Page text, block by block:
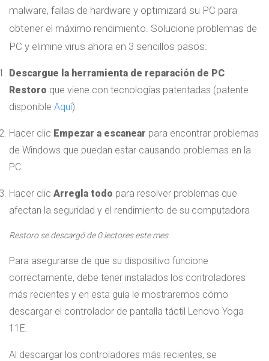
malware, fallas de hardware y optimizará su PC para
obtener el máximo rendimiento. Solucione problemas de
PC y elimine virus ahora en 3 sencillos pasos:
Descargue la herramienta de reparación de PC
Restoro que viene con tecnologías patentadas (patente
disponible Aquí).
Hacer clic Empezar a escanear para encontrar problemas
de Windows que puedan estar causando problemas en la
PC.
Hacer clic Arregla todo para resolver problemas que
afectan la seguridad y el rendimiento de su computadora
Restoro se descargó de0lectores este mes.
Para asegurarse de que su dispositivo funcione
correctamente, debe tener instalados los controladores
más recientes y en esta guía le mostraremos cómo
descargar el controlador de pantalla táctil Lenovo Yoga
11E.
Al descargar los controladores más recientes, se